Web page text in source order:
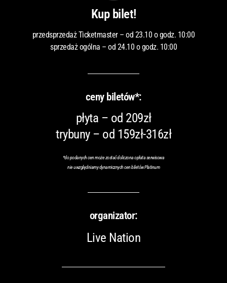
Kup bilet!
przedsprzedaż Ticketmaster – od 23.10 o godz. 10:00
sprzedaż ogólna – od 24.10 o godz. 10:00
ceny biletów*:
płyta – od 209zł
trybuny – od 159zł-316zł
*do podanych cen może zostać doliczona opłata serwisowa
nie uwzględniamy dynamicznych cen biletów Platinum
organizator:
Live Nation